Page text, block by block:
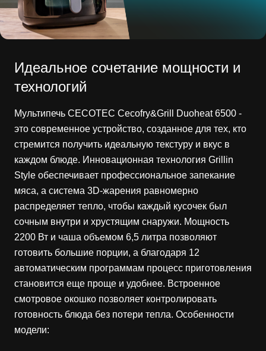
Идеальное сочетание мощности и
технологий
Мультипечь CECOTEC Cecofry&Grill Duoheat 6500 -
это современное устройство, созданное для тех, кто
стремится получить идеальную текстуру и вкус в
каждом блюде. Инновационная технология Grillin
Style обеспечивает профессиональное запекание
мяса, а система 3D-жарения равномерно
распределяет тепло, чтобы каждый кусочек был
сочным внутри и хрустящим снаружи. Мощность
2200 Вт и чаша объемом 6,5 литра позволяют
готовить большие порции, а благодаря 12
автоматическим программам процесс приготовления
становится еще проще и удобнее. Встроенное
смотровое окошко позволяет контролировать
готовность блюда без потери тепла. Особенности
модели: